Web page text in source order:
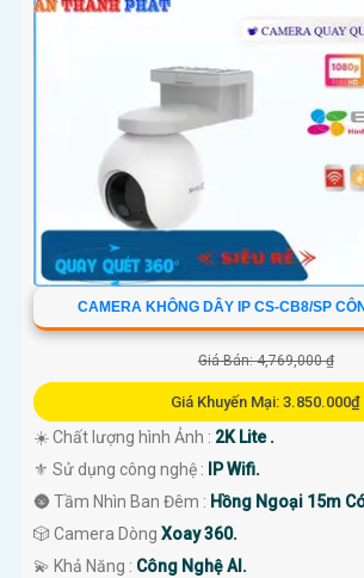
CAMERA KHÔNG DÂY IP CS-CB8/SP
Giá Bán: 4,769,000 ₫
Giá Khuyến Mại: 3.850.000₫
☀️ Chất lượng hình Ảnh : 2K Lite .
⚜️ Sử dụng công nghệ :
IP Wifi.
🌚 Tầm Nhìn Ban Đêm : Hồng Ngoại 15m
🎲 Camera Dòng Xoay 360.
️💫 Khả Năng : Công Nghệ AI.